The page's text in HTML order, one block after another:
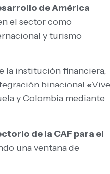
de América
el sector como
y turismo
la institución financiera,
binacional «Vive
y Colombia mediante
de la CAF para el
una ventana de